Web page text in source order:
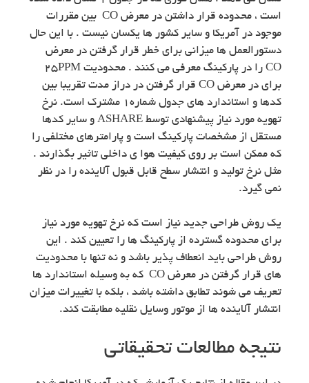
است ، محدوده قرار داشتن در معرض CO بین مقررات
موجود در آمریکا و سایر کشور ها یکسان نیست . با این حال
دستورالعمل ها میزانی برای خطر قرار گرفتن در معرض
CO را در پارکینگ معرفی می کنند . محدودیت ۲۵PPM
برای در معرض CO قرار گرفتن در دراز مدت تقریبا بین
کدها و استاندارد های جدول شماره۱ مشترک است. نرخ
تهویه مورد نیاز پیشنهادی توسط ASHARE و سایر کدها
مستقل از مشخصات پارکینگ است و پارامترهای مختلفی را
که ممکن است بر روی کیفیت هوا ی داخلی تاثیر بگذارند .
مثل نرخ تولید و انتشار سطح قابل قبول آلاینده را در نظر
نمی گیرد.
یک روش طراحی جدید نیاز است که نرخ تهویه مورد نیاز
برای محدوده گسترده از پارکینگ ها را تعیین کند . این
روش طراحی باید انعطاف پذیر باشد و نه تنها با محدودیت
های قرار گرفتن در معرض CO که به وسیله استاندارد ها
تعریف می شوند تطابق داشته باشد ، بلکه با تغییرات میزان
انتشار آلاینده ها از موتور وسایل نقلیه مطابقت کند.
نتیجه مطالعات تحقیقاتی